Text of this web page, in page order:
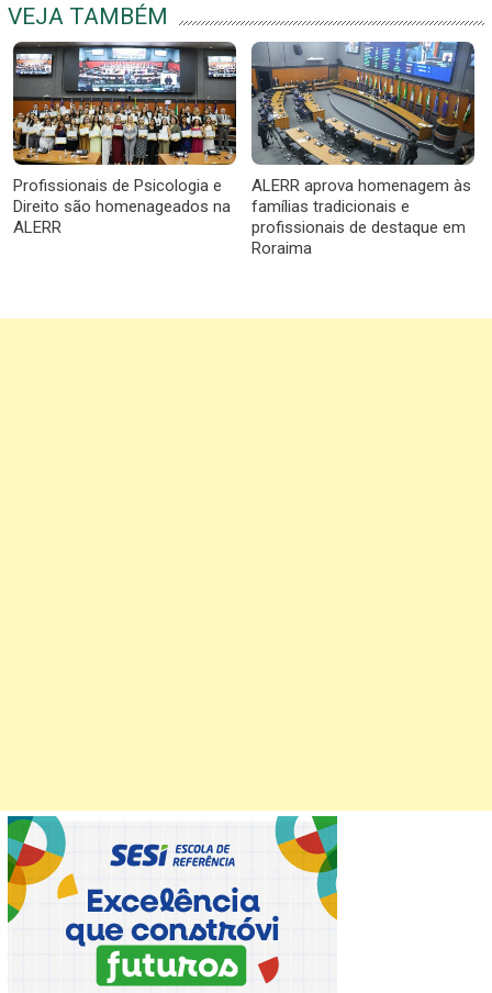
VEJA TAMBÉM
Profissionais de Psicologia e
Direito são homenageados na
ALERR
ALERR aprova homenagem às
famílias tradicionais e
profissionais de destaque em
Roraima